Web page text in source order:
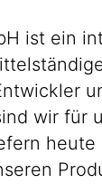
ist ein
wir für
heute